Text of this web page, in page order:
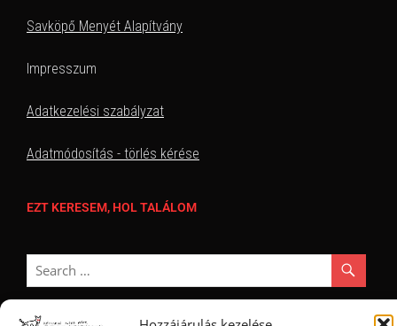
Savköpő Menyét Alapítvány
Impresszum
Adatkezelési szabályzat
Adatmódosítás - törlés kérése
EZT KERESEM, HOL TALÁLOM